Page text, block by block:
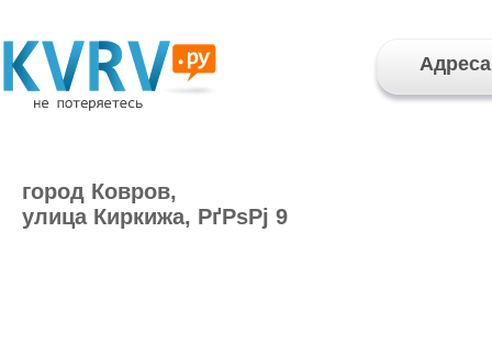
Адреса
город Ковров,
улица Киркижа, РґРѕРј 9